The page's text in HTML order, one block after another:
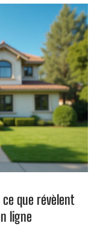
que révèlent
ligne